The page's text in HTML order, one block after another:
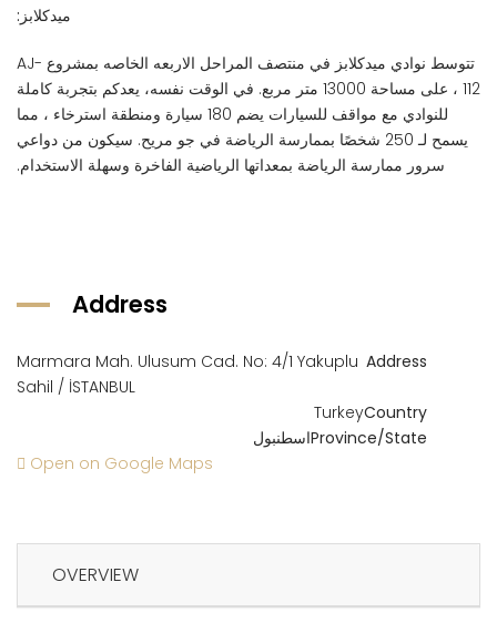
ميدكلابز:
تتوسط نوادي ميدكلابز في منتصف المراحل الاربعه الخاصه بمشروع AJ-
112 ، على مساحة 13000 متر مربع. في الوقت نفسه، يعدكم بتجربة كاملة
للنوادي مع مواقف للسيارات يضم 180 سيارة ومنطقة استرخاء ، مما
يسمح لـ 250 شخصًا بممارسة الرياضة في جو مريح. سيكون من دواعي
سرور ممارسة الرياضة بمعداتها الرياضية الفاخرة وسهلة الاستخدام.
Address
Address
Marmara Mah. Ulusum Cad. No: 4/1 Yakuplu
Sahil / İSTANBUL
Country
Turkey
Province/Stateاسطنبول
Open on Google Maps
OVERVIEW